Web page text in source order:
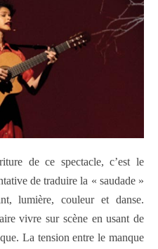
de ce spectacle, c’est le
de traduire la « saudade »
lumière, couleur et danse.
vivre sur scène en usant de
La tension entre le manque